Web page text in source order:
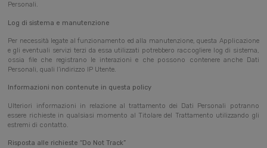
Personali.
Log di sistema e manutenzione
Per necessità legate al funzionamento ed alla manutenzione, questa Applicazione
e gli eventuali servizi terzi da essa utilizzati potrebbero raccogliere log di sistema,
ossia file che registrano le interazioni e che possono contenere anche Dati
Personali, quali l’indirizzo IP Utente.
Informazioni non contenute in questa policy
Ulteriori informazioni in relazione al trattamento dei Dati Personali potranno
essere richieste in qualsiasi momento al Titolare del Trattamento utilizzando gli
estremi di contatto.
Risposta alle richieste “Do Not Track”